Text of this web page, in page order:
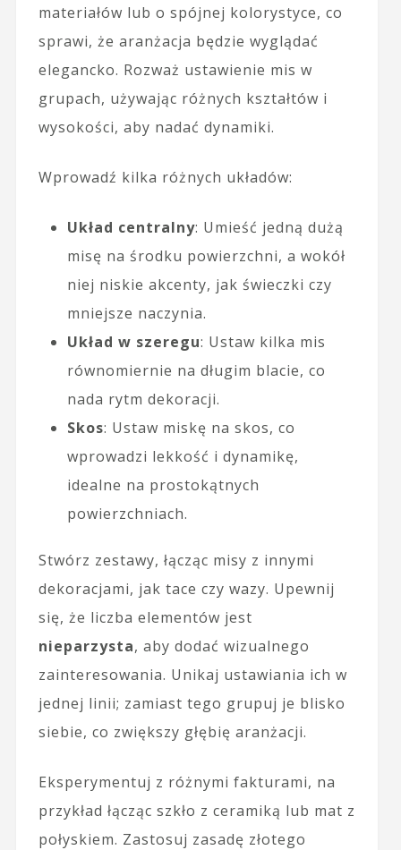
materiałów lub o spójnej kolorystyce, co
sprawi, że aranżacja będzie wyglądać
elegancko. Rozważ ustawienie mis w
grupach, używając różnych kształtów i
wysokości, aby nadać dynamiki.
Wprowadź kilka różnych układów:
Układ centralny: Umieść jedną dużą
misę na środku powierzchni, a wokół
niej niskie akcenty, jak świeczki czy
mniejsze naczynia.
Układ w szeregu: Ustaw kilka mis
równomiernie na długim blacie, co
nada rytm dekoracji.
Skos: Ustaw miskę na skos, co
wprowadzi lekkość i dynamikę,
idealne na prostokątnych
powierzchniach.
Stwórz zestawy, łącząc misy z innymi
dekoracjami, jak tace czy wazy. Upewnij
się, że liczba elementów jest
nieparzysta, aby dodać wizualnego
zainteresowania. Unikaj ustawiania ich w
jednej linii; zamiast tego grupuj je blisko
siebie, co zwiększy głębię aranżacji.
Eksperymentuj z różnymi fakturami, na
przykład łącząc szkło z ceramiką lub mat z
połyskiem. Zastosuj zasadę złotego